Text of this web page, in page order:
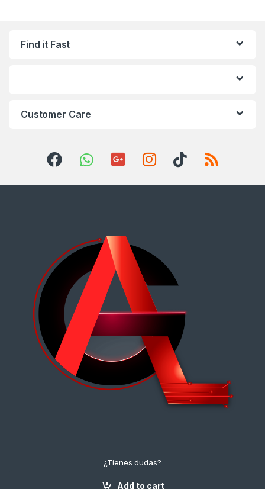
Add to cart
Find it Fast
Customer Care
¿Tienes dudas?